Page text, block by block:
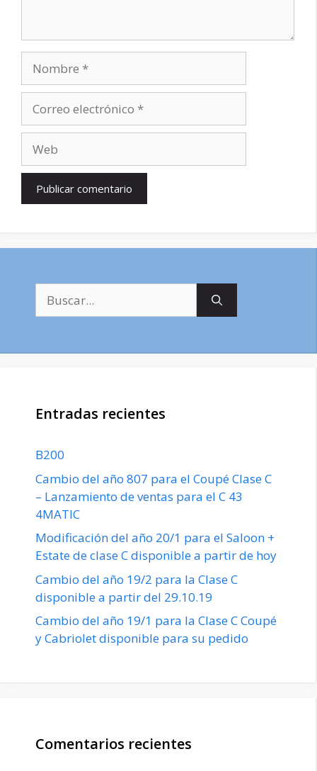
electrónico
Entradas recientes
B200
Cambio del año 807 para el Coupé Clase C
– Lanzamiento de ventas para el C 43
4MATIC
Modificación del año 20/1 para el Saloon +
Estate de clase C disponible a partir de hoy
Cambio del año 19/2 para la Clase C
disponible a partir del 29.10.19
Cambio del año 19/1 para la Clase C Coupé
y Cabriolet disponible para su pedido
Comentarios recientes